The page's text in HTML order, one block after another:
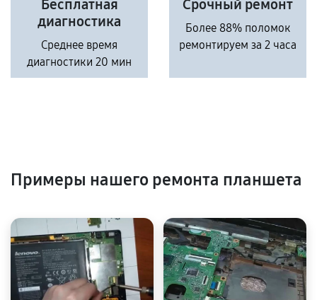
Бесплатная
диагностика
Среднее время
диагностики 20 мин
Срочный ремонт
Более 88% поломок
ремонтируем за 2 часа
Примеры нашего ремонта планшета